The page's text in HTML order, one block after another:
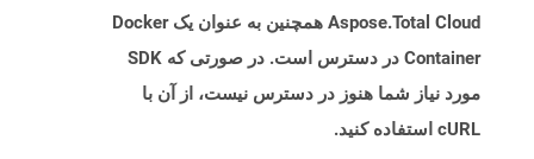
Aspose.Total Cloud همچنین به عنوان یک Docker
Container در دسترس است. در صورتی که SDK
مورد نیاز شما هنوز در دسترس نیست، از آن با
cURL استفاده کنید.